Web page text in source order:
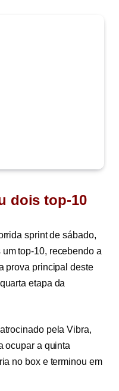
dois top-10
sprint de sábado,
top-10, recebendo a
prova principal deste
etapa da
pela Vibra,
ocupar a quinta
no box e terminou em